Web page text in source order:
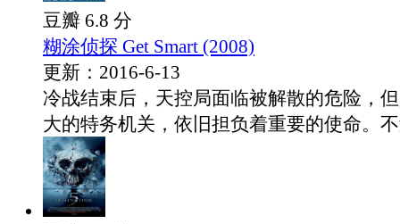
豆瓣 6.8 分
糊涂侦探 Get Smart (2008)
更新：2016-6-13
冷战结束后，天控局面临被解散的危险，
大的特务机关，依旧担负着重要的使命。